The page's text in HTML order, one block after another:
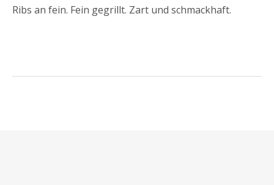
Ribs an fein. Fein gegrillt. Zart und schmackhaft.